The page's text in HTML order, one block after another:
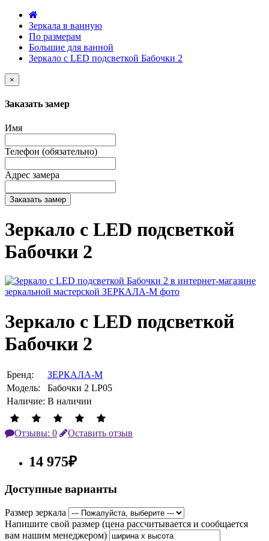
Зеркала в ванную
По размерам
Большие для ванной
Зеркало с LED подсветкой Бабочки 2
×
Заказать замер
Имя
Телефон (обязательно)
Адрес замера
Заказать замер
Зеркало с LED подсветкой
Бабочки 2
Зеркало с LED подсветкой
Бабочки 2
Бренд:
ЗЕРКАЛА-М
Модель:
Бабочки 2 LP05
Наличие: В наличии
Отзывы: 0 Оставить отзыв
14 975₽
Доступные варианты
Размер зеркала
Напишите свой размер (цена рассчитывается и сообщается
вам нашим менеджером)